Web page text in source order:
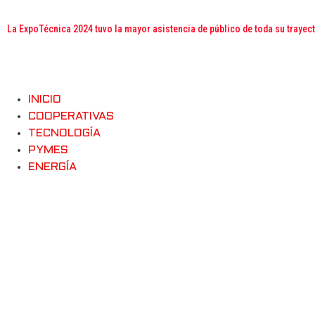
La ExpoTécnica 2024 tuvo la mayor asistencia de público de toda su
INICIO
COOPERATIVAS
TECNOLOGÍA
PYMES
ENERGÍA